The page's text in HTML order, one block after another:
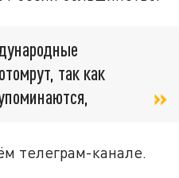
так как
телеграм-канале.